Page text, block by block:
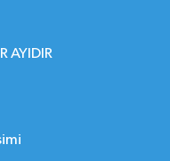
AYIDIR